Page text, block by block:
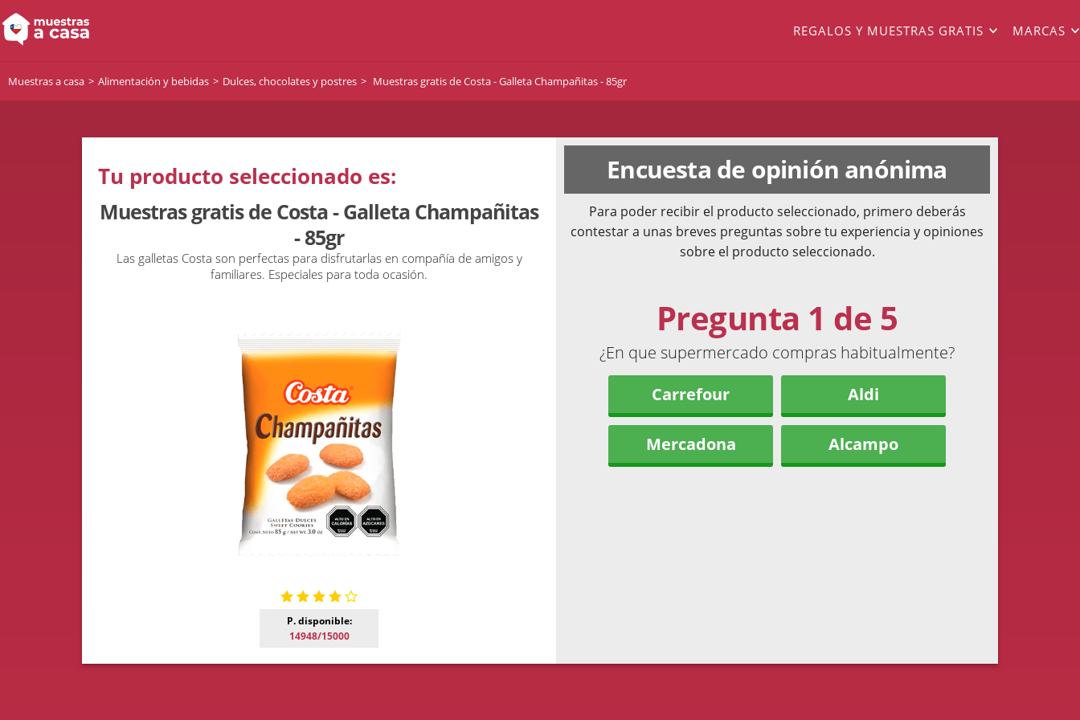
REGALOS Y MUESTRAS GRATIS MARCAS
Muestras a casa Alimentación y bebidas Dulces, chocolates y postres Muestras gratis de Costa - Galleta Champañitas - 85gr
Tu producto seleccionado es:
Muestras gratis de Costa - Galleta Champañitas
- 85gr
Las galletas Costa son perfectas para disfrutarlas en compañía de amigos y
familiares. Especiales para toda ocasión.
P. disponible:
14948/15000
Encuesta de opinión anónima
Para poder recibir el producto seleccionado, primero deberás
contestar a unas breves preguntas sobre tu experiencia y opiniones
sobre el producto seleccionado.
Pregunta 1 de 5
¿En que supermercado compras habitualmente?
Carrefour
Aldi
Mercadona Alcampo